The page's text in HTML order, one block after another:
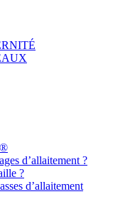
d’allaitement ?
?
d’allaitement